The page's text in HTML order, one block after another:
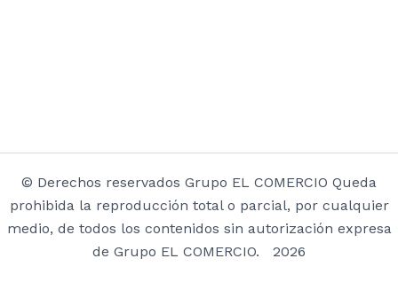
© Derechos reservados Grupo EL COMERCIO Queda
prohibida la reproducción total o parcial, por cualquier
medio, de todos los contenidos sin autorización expresa
de Grupo EL COMERCIO. 2026